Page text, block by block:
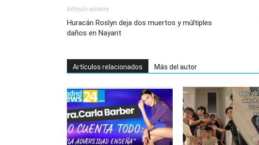
Artículo anterior
Huracán Roslyn deja dos muertos y múltiples
daños en Nayarit
Artículos relacionados Más del autor